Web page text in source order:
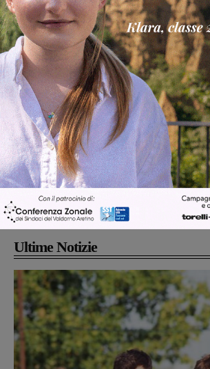
Cronaca 4 Agosto 2026
Un anno fa la strage in A1 in cui
Gianni, Giulia e Franco. Lo
processo, lo stop ai sorpassi fra
Articolo precedente
Elite e under 23, fioccano le gare
ciclistiche cancellate a causa del
Covid-19
Pesticidi, il
bando
Ultime Notizie